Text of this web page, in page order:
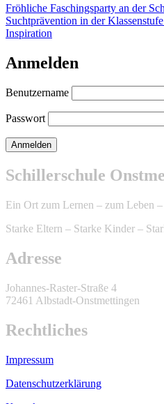
Beitragsnavigation
Fröhliche Faschingsparty an der
Suchtprävention in der
Inspiration
Anmelden
Benutzername
Passwort
Schillerschule
Ein Ort zum Lernen – zum Leben
Starke Eltern – Starke Kinder –
Adresse
Johannes-Raster-Straße 4
72461 Albstadt-Onstmettingen
Rechtliches
Impressum
Datenschutzerklärung